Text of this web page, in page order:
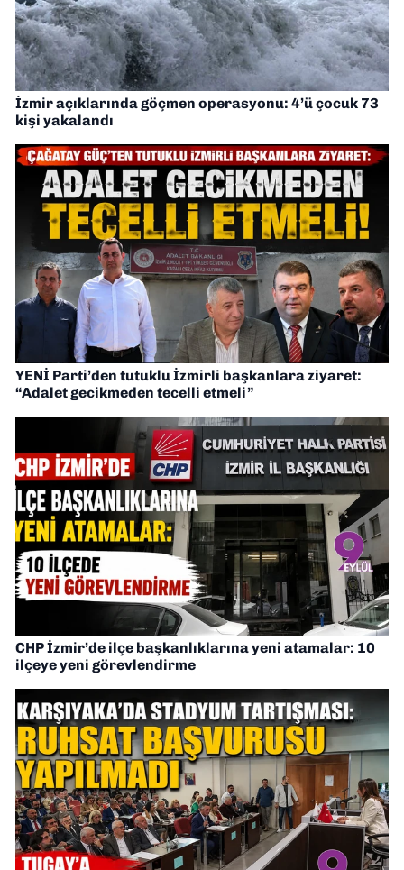
İzmir açıklarında göçmen operasyonu: 4’ü çocuk 73
kişi yakalandı
YENİ Parti’den tutuklu İzmirli başkanlara ziyaret:
“Adalet gecikmeden tecelli etmeli”
CHP İzmir’de ilçe başkanlıklarına yeni atamalar: 10
ilçeye yeni görevlendirme